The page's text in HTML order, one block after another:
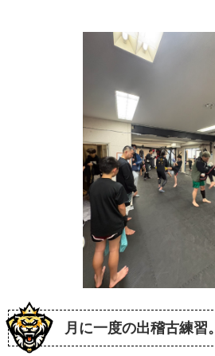
月に一度の出稽古練習。